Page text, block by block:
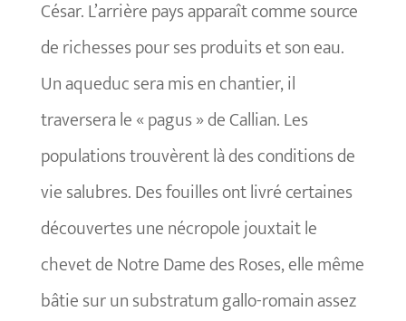
César. L’arrière pays apparaît comme source
de richesses pour ses produits et son eau.
Un aqueduc sera mis en chantier, il
traversera le « pagus » de Callian. Les
populations trouvèrent là des conditions de
vie salubres. Des fouilles ont livré certaines
découvertes une nécropole jouxtait le
chevet de Notre Dame des Roses, elle même
bâtie sur un substratum gallo-romain assez